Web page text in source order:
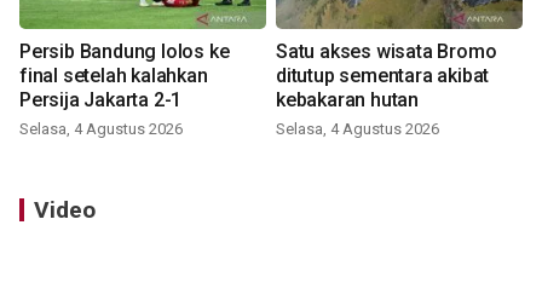
Persib Bandung lolos ke
final setelah kalahkan
Persija Jakarta 2-1
Selasa, 4 Agustus 2026
Satu akses wisata Bromo
ditutup sementara akibat
kebakaran hutan
Selasa, 4 Agustus 2026
Video